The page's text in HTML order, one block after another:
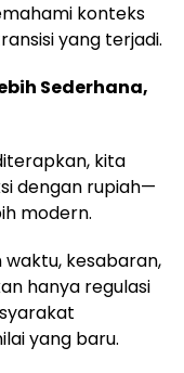
konteks
yang terjadi.
Sederhana,
kita
dengan rupiah—
modern.
kesabaran,
hanya regulasi
yang baru.